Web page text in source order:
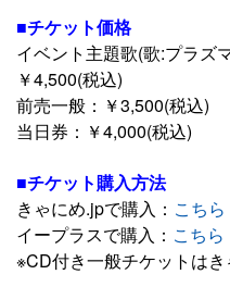
■チケット価格
イベント主題歌(歌:プラズ
￥4,500(税込)
前売一般：￥3,500(税込)
当日券：￥4,000(税込)
■チケット購入方法
きゃにめ.jpで購入： こちら
イープラスで購入： こちら
※CD付き一般チケットはき